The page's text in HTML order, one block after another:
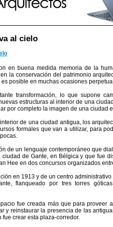
al cielo
en buena medida memoria de la
la conservación del patrimonio
posible en muchas ocasiones
transformación, lo que supone
estructuras al interior de una
por completo la imagen de una ciudad
de una ciudad antigua, los
formales que van a utilizar, para
de un lenguaje contemporáneo que
de Gante, en Bélgica y que fue
Hee en dos concursos organizados
en 1913 y de un centro
flanqueado por tres torres
fue creada más que para proveer
y reinstaurar la presencia de las
crear esta plaza-corredor.